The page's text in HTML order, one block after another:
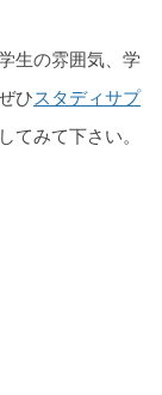
生の雰囲気、学
ひスタディサプ
てみて下さい。